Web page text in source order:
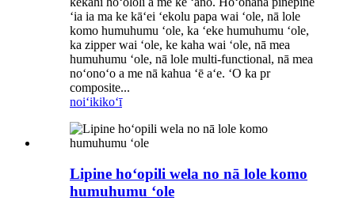
ʻia ia ma ke kāʻei ʻekolu papa wai ʻole, nā lole
komo humuhumu ʻole, ka ʻeke humuhumu ʻole,
ka zipper wai ʻole, ke kaha wai ʻole, nā mea
humuhumu ʻole, nā lole multi-functional, nā mea
noʻonoʻo a me nā kahua ʻē aʻe. ʻO ka pr
composite...
noiʻikikoʻī
Lipine hoʻopili wela no nā lole komo
humuhumu ʻole